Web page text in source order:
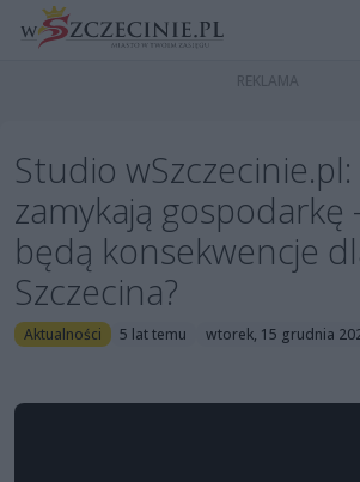
Studio
zamykają gospodarkę
będą konsekwencje
Szczecina?
Aktualności 5 lat temu wtorek, 15 grudnia